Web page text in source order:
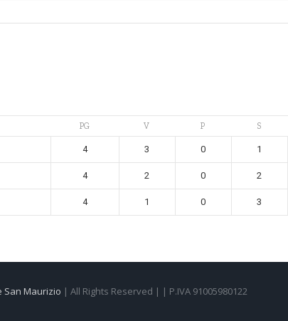
PG V P S
4 3 0 1
4 2 0 2
4 1 0 3
San Maurizio | All Rights Reserved | | P.IVA 91005980122